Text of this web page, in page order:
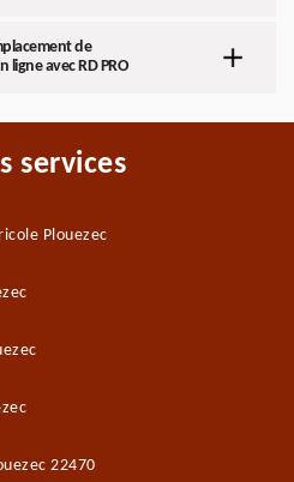
de
avec RD PRO
services
Plouezec
22470